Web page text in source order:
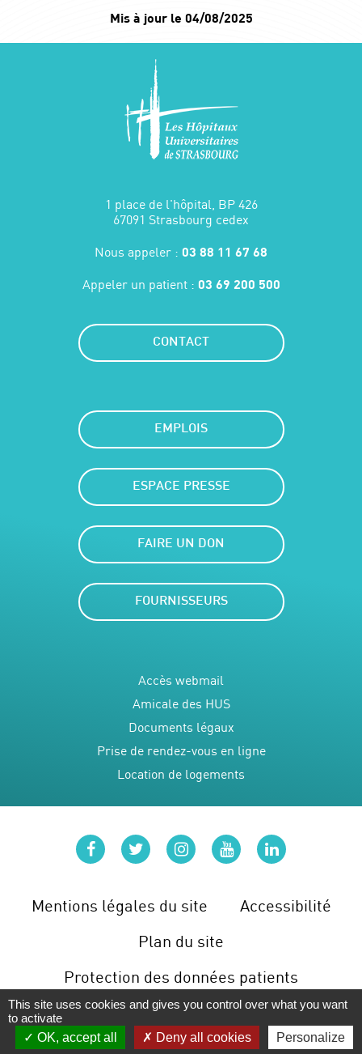
Mis à jour le 04/08/2025
1 place de l'hôpital, BP 426
67091 Strasbourg cedex
Nous appeler : 03 88 11 67 68
Appeler un patient : 03 69 200 500
CONTACT
EMPLOIS
ESPACE PRESSE
FAIRE UN DON
FOURNISSEURS
Accès webmail
Amicale des HUS
Documents légaux
Prise de rendez-vous en ligne
Location de logements
Mentions légales du site
Accessibilité
Plan du site
Protection des données patients
Gérer les cookies
facebooktwitterinstagram
youtubelinkedin
This site uses cookies and gives you control over what you want
to activate
OK, accept all
Deny all cookies
Personalize